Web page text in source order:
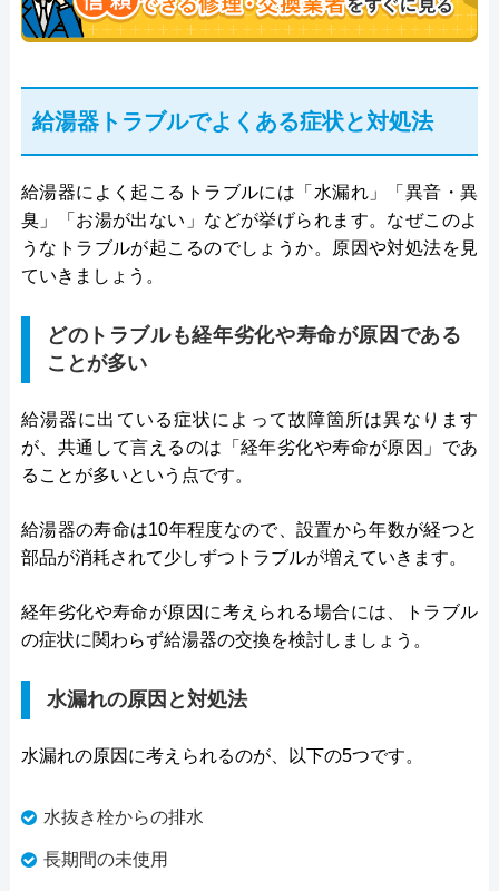
給湯器トラブルでよくある症状と対処法
給湯器によく起こるトラブルには「水漏れ」「異音・異
臭」「お湯が出ない」などが挙げられます。なぜこのよ
うなトラブルが起こるのでしょうか。原因や対処法を見
ていきましょう。
どのトラブルも経年劣化や寿命が原因である
ことが多い
給湯器に出ている症状によって故障箇所は異なります
が、共通して言えるのは「経年劣化や寿命が原因」であ
ることが多いという点です。
給湯器の寿命は10年程度なので、設置から年数が経つと
部品が消耗されて少しずつトラブルが増えていきます。
経年劣化や寿命が原因に考えられる場合には、トラブル
の症状に関わらず給湯器の交換を検討しましょう。
水漏れの原因と対処法
水漏れの原因に考えられるのが、以下の5つです。
水抜き栓からの排水
長期間の未使用